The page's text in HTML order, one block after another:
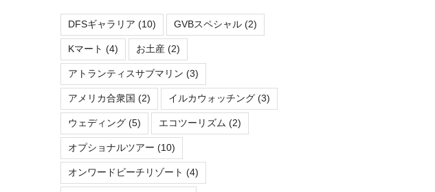
DFSギャラリア (10) GVBスペシャル(2)
Kマート (4) お土産(2)
アトランティスサブマリン (3)
アメリカ合衆国 (2) イルカウォッチング(3)
ウェディング(5) エコツーリズム (2)
オプショナルツアー (10)
オンワードビーチリゾート (4)